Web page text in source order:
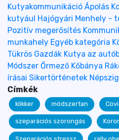
Kutyakommunikáció Ápolás
kutyául Hajógyári Menhely -
Pozitív megerősítés
munkahely Egyéb kategória
Tükrös Gazdák Kutya az
Módszer Őrmező Kőbánya
írásai Sikertörténetek
Címkék
klikker módszertan
szeparációs szorongás